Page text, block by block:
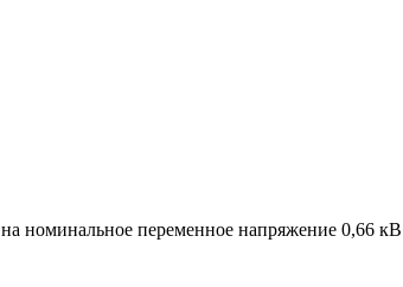
номинальное переменное напряжение 0,66